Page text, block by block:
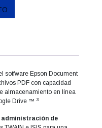
sotfware Epson Document
PDF con capacidad
almacenamiento en línea
Drive ™ 3
de